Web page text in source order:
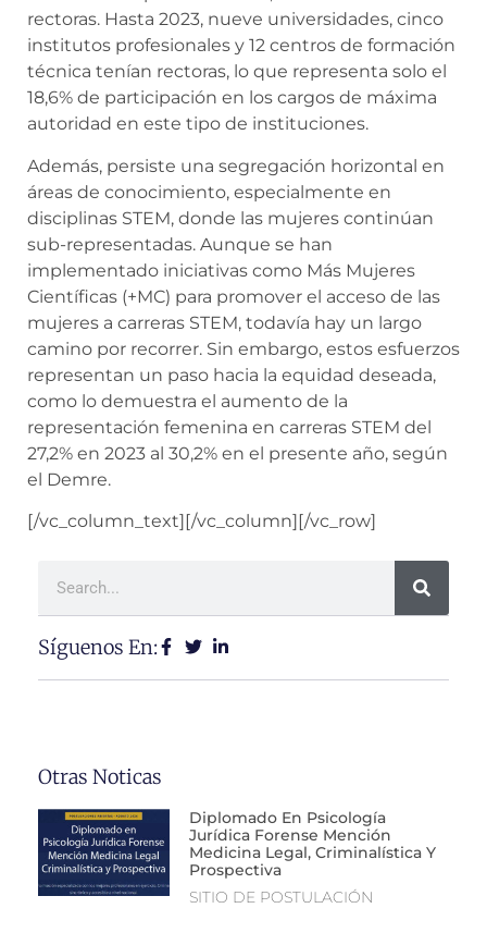
rectoras. Hasta 2023, nueve universidades, cinco
institutos profesionales y 12 centros de formación
técnica tenían rectoras, lo que representa solo el
18,6% de participación en los cargos de máxima
autoridad en este tipo de instituciones.
Además, persiste una segregación horizontal en
áreas de conocimiento, especialmente en
disciplinas STEM, donde las mujeres continúan
sub-representadas. Aunque se han
implementado iniciativas como Más Mujeres
Científicas (+MC) para promover el acceso de las
mujeres a carreras STEM, todavía hay un largo
camino por recorrer. Sin embargo, estos esfuerzos
representan un paso hacia la equidad deseada,
como lo demuestra el aumento de la
representación femenina en carreras STEM del
27,2% en 2023 al 30,2% en el presente año, según
el Demre.
[/vc_column_text][/vc_column][/vc_row]
Síguenos En:
Otras Noticas
Diplomado En Psicología
Jurídica Forense Mención
Medicina Legal, Criminalística Y
Prospectiva
SITIO DE POSTULACIÓN